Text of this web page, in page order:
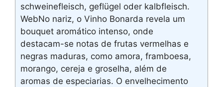
schweinefleisch, geflügel oder kalbfleisch.
WebNo nariz, o Vinho Bonarda revela um
bouquet aromático intenso, onde
destacam-se notas de frutas vermelhas e
negras maduras, como amora, framboesa,
morango, cereja e groselha, além de
aromas de especiarias. O envelhecimento